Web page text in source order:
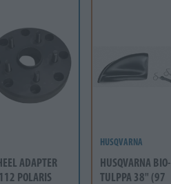
ADAPTER
POLARIS
HUSQVARNA
HUSQVARNA BIO-
TULPPA 38" (97